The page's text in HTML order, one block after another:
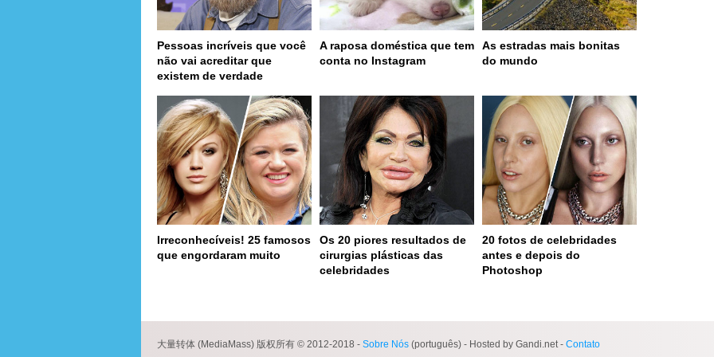
Pessoas incríveis que você
não vai acreditar que
existem de verdade
A raposa doméstica que tem
conta no Instagram
As estradas mais bonitas
do mundo
Irreconhecíveis! 25 famosos
que engordaram muito
Os 20 piores resultados de
cirurgias plásticas das
celebridades
20 fotos de celebridades
antes e depois do
Photoshop
大量转体 (MediaMass) 版权所有 © 2012-2018 - Sobre Nós (português) - Hosted by Gandi.net - Contato